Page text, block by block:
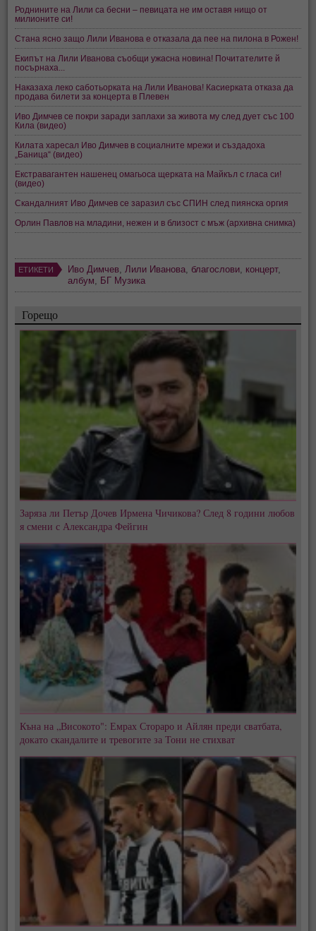
Роднините на Лили са бесни – певицата не им оставя нищо от
милионите си!
Стана ясно защо Лили Иванова е отказала да пее на пилона в Рожен!
Екипът на Лили Иванова съобщи ужасна новина! Почитателите й
посърнаха...
Наказаха леко саботьорката на Лили Иванова! Касиерката отказа да
продава билети за концерта в Плевен
Иво Димчев се покри заради заплахи за живота му след дует със 100
Кила (видео)
Килата харесал Иво Димчев в социалните мрежи и създадоха
„Баница“ (видео)
Екстравагантен нашенец омагьоса щерката на Майкъл с гласа си!
(видео)
Скандалният Иво Димчев се заразил със СПИН след пиянска оргия
Орлин Павлов на младини, нежен и в близост с мъж (архивна снимка)
ЕТИКЕТИ Иво Димчев,Лили Иванова, благослови, концерт,
албум, БГ Музика
Горещо
Заряза ли Петър Дочев Ирмена Чичикова? След 8 години любов
я смени с Александра Фейгин
Къна на „Високото": Емрах Стораро и Айлян преди сватбата,
докато скандалите и тревогите за Тони не стихват